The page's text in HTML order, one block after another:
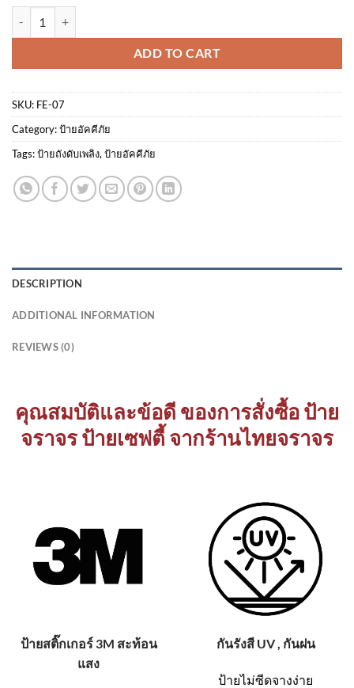
ADD TO CART
SKU: FE-07
Category:ป้ายอัคคีภัย
Tags:ป้ายถังดับเพลิง, ป้ายอัคคีภัย
DESCRIPTION
ADDITIONAL INFORMATION
REVIEWS (0)
คุณสมบัติและข้อดี ของการสั่งซื้อ ป้าย
จราจร ป้ายเซฟตี้ จากร้านไทยจราจร
ป้ายสติ๊กเกอร์ 3M สะท้อน
แสง
กันรังสี UV , กันฝน
ป้ายไม่ซีดจางง่าย